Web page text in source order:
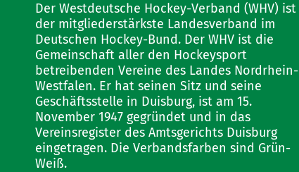
Der Westdeutsche Hockey-Verband (WHV) ist
der mitgliederstärkste Landesverband im
Deutschen Hockey-Bund. Der WHV ist die
Gemeinschaft aller den Hockeysport
betreibenden Vereine des Landes Nordrhein-
Westfalen. Er hat seinen Sitz und seine
Geschäftsstelle in Duisburg, ist am 15.
November 1947 gegründet und in das
Vereinsregister des Amtsgerichts Duisburg
eingetragen. Die Verbandsfarben sind Grün-
Weiß.